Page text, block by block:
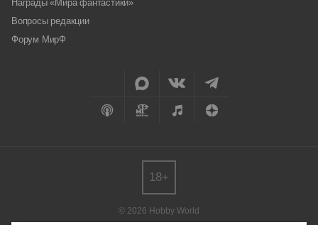
Награды «Мира фантастики»
Вопросы редакции
Форум МирФ
© 2026 Hobby World
18+